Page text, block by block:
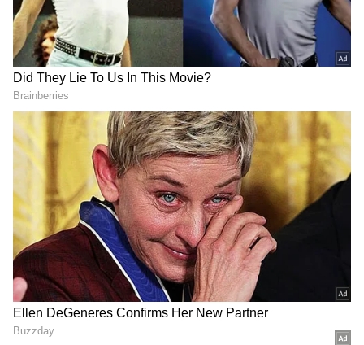
2
13
ಹಣ ಮತ್ತು ಪ್ರೀತಿಯನ್ನು ತಕ್ಕಡಿಗೆ ಹಾಕಿದಾಗ
ಮೊದಲನೆಯದನ್ನೇ ಆಯ್ದುಕೊಳ್ಳಲು ನಿರ್ಧರಿಸಿ
ಸಂತೋಷದಿಂದ ಬದುಕುತ್ತಿದ್ದಾರೆ. ಹಾಗಾದರೆ,
ಮಿಲಿಯನೇರ್‌ಗಳನ್ನು ಮದುವೆಯಾದ ಕೆಲವು ಪ್ರತಿಭಾವಂತ